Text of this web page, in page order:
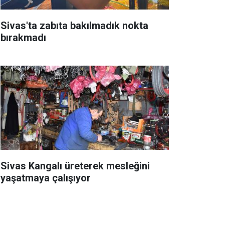
Sivas'ta zabıta bakılmadık nokta
bırakmadı
Sivas Kangalı üreterek mesleğini
yaşatmaya çalışıyor